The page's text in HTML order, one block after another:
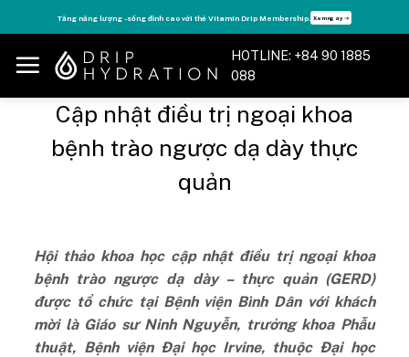
to
content
lượng - sống đỉnh cao với thẻ Vitamin Drip Membership. Xem ngay ➝
HOTLINE: +84 90 1885
088
Cập nhật điều trị ngoại khoa
bệnh trào ngược dạ dày thực
quản
Hội thảo khoa học cập nhật điều trị ngoại khoa
bệnh trào ngược dạ dày – thực quản (GERD)
được tổ chức tại Bệnh viện Bình Dân với khách
mời là Giáo sư Ninh Nguyễn, trưởng khoa Phẫu
thuật, Bệnh viện Đại học Irvine, thuộc Đại học